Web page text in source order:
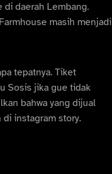
daerah Lembang.
masih menjadi
tepatnya. Tiket
Sosis jika gue tidak
bahwa yang dijual
instagram story.